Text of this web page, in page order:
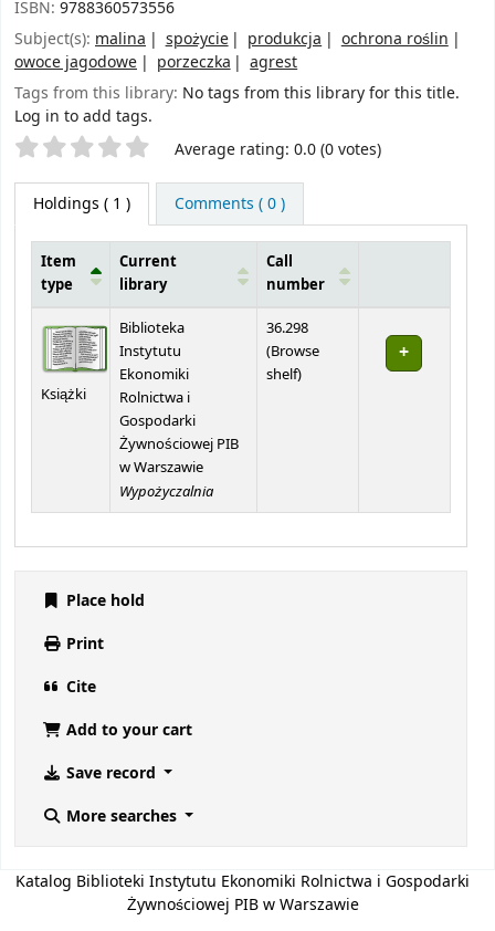
ISBN: 9788360573556
Subject(s): malina spożycie produkcja
ochrona roślin
owoce jagodowe
porzeczka
agrest
Tags from this library: No tags from this library for this title.
Log in to add tags.
Star ratings Average rating: 0.0 (0 votes)
Holdings ( 1 ) Comments ( 0 )
Item
type
Current
library
Call
number
Książki
Biblioteka
Instytutu
Ekonomiki
Rolnictwa i
Gospodarki
Żywnościowej PIB
w Warszawie
Wypożyczalnia
36.298
(Browse
shelf(Opens below)
)
Place hold
Print
Cite
Add to your cart
Save record
More searches
Katalog Biblioteki Instytutu Ekonomiki Rolnictwa i Gospodarki
Żywnościowej PIB w Warszawie